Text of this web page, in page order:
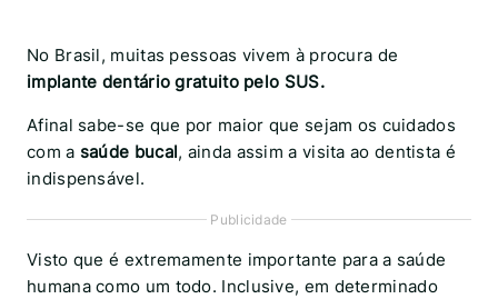
No Brasil, muitas pessoas vivem à procura de
implante dentário gratuito pelo SUS.
Afinal sabe-se que por maior que sejam os cuidados
com a saúde bucal, ainda assim a visita ao dentista é
indispensável.
Publicidade
Visto que é extremamente importante para a saúde
humana como um todo. Inclusive, em determinado